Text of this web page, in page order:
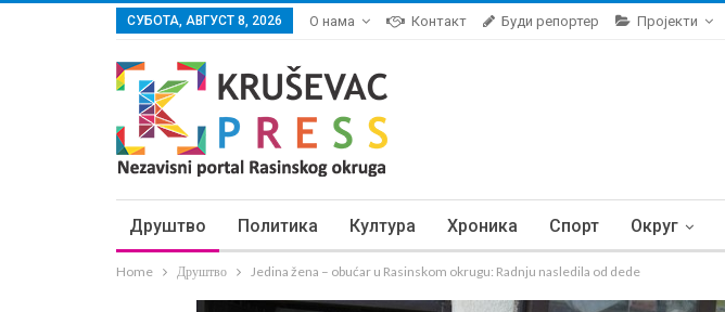
СУБОТА, АВГУСТ 8, 2026 О нама Контакт Буди репортер Пројекти
Друштво Политика Култура Хроника Спорт Округ
Home Друштво Jedina žena – obućar u Rasinskom okrugu: Radnju nasledila od dede